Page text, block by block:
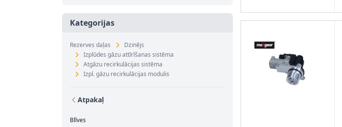
Kategorijas
Rezerves daļas
Dzinējs
Izplūdes gāzu attīrīšanas sistēma
Atgāzu recirkulācijas sistēma
Izpl. gāzu recirkulācijas modulis
Atpakaļ
Blīves